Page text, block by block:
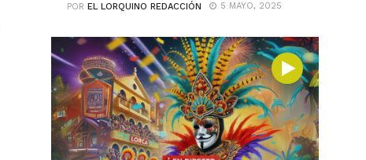
POREL LORQUINO REDACCIÓN 5 MAYO, 2025